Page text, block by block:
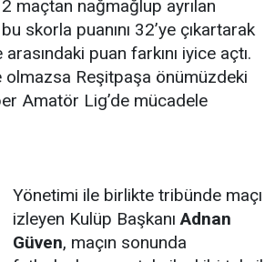
maçtan nağmağlup ayrılan
skorla puanını 32’ye çıkartarak
puan farkını iyice açtı.
olmazsa Reşitpaşa önümüzdeki
Amatör Lig’de mücadele
Yönetimi ile birlikte tribünde maçı
izleyen Kulüp BaşkanıAdnan
Güven, maçın sonunda